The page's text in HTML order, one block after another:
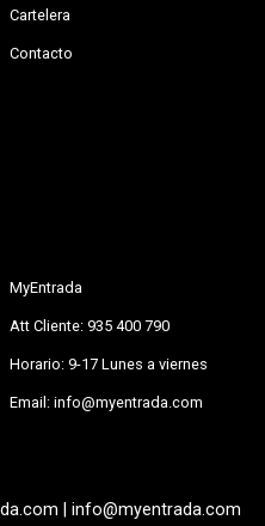
Cartelera
Contacto
MyEntrada
Att Cliente: 935 400 790
Horario: 9-17 Lunes a viernes
Email: info@myentrada.com
| info@myentrada.com